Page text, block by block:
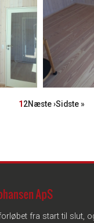
Side
1Side
2Næste
Næste ›Sidste
Sidste »
fra start til slut,